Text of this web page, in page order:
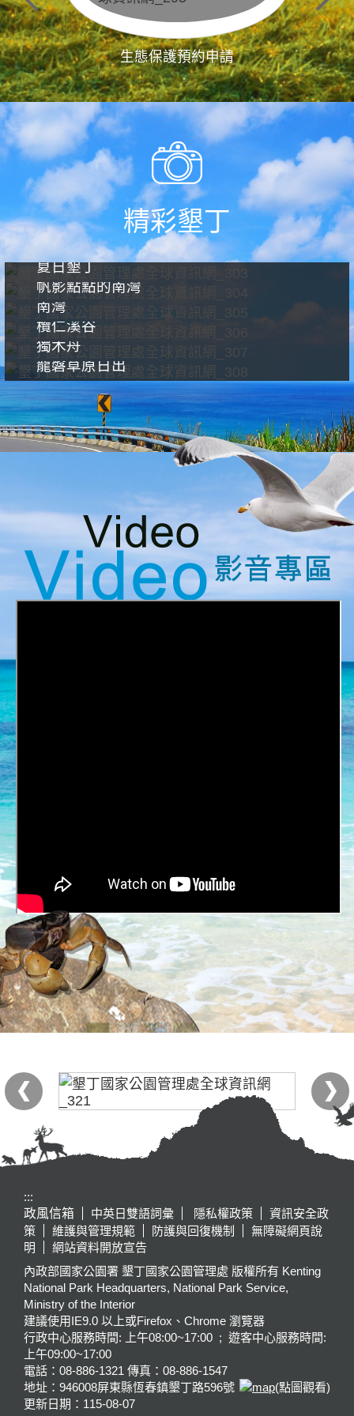
生態保護預約申請
精彩墾丁
夏日墾丁
帆影點點的南灣
南灣
欖仁溪谷
獨木舟
龍磐草原日出
:::
政風信箱
中英日雙語詞彙 隱私權政策
資訊安全政
策
維護與管理規範 防護與回復機制
無障礙網頁說
明
網站資料開放宣告
內政部國家公園署 墾丁國家公園管理處 版權所有 Kenting
National Park Headquarters, National Park Service,
Ministry of the Interior
建議使用IE9.0 以上或Firefox、Chrome 瀏覽器
行政中心服務時間: 上午08:00~17:00 ; 遊客中心服務時間:
上午09:00~17:00
電話：08-886-1321 傳真：08-886-1547
地址：946008屏東縣恆春鎮墾丁路596號
(點圖觀看)
更新日期： 115-08-07